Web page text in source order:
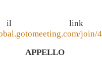
il link
join/
APPELLO